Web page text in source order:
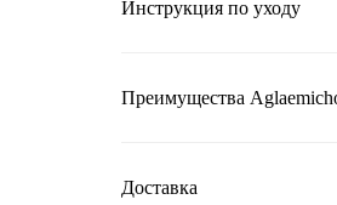
Инструкция по уходу
Преимущества
Доставка